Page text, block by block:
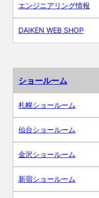
エンジニアリング情報
DAIKEN WEB SHOP
ショールーム
札幌ショールーム
仙台ショールーム
金沢ショールーム
新宿ショールーム